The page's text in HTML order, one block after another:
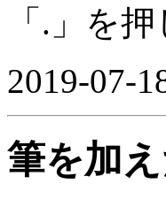
「.」を
2019-07-
筆を加